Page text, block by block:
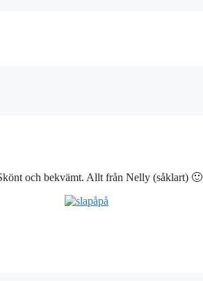
och bekvämt. Allt från Nelly (såklart) 🙂